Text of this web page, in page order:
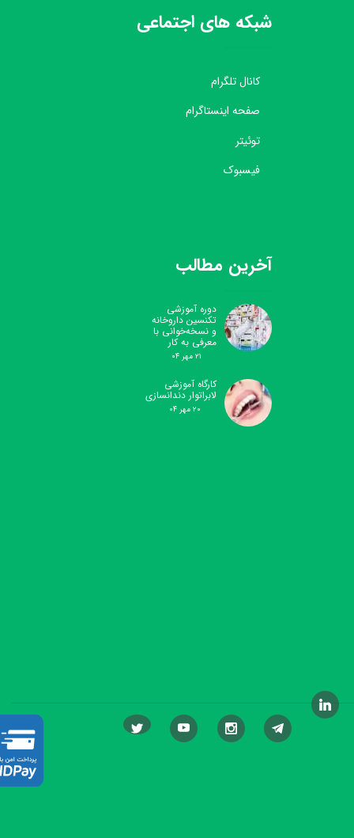
آخرین مطالب
دوره آموزشی
تکنسین داروخانه
و نسخه‌خوانی با
معرفی به کار
۲۱ مهر ۰۴
کارگاه آموزشی
لابراتوار دندانسازی
۲۰ مهر ۰۴
شبکه های اجتماعی
کانال تلگرام
صفحه اینستاگرام
توئیتر
فیسبوک